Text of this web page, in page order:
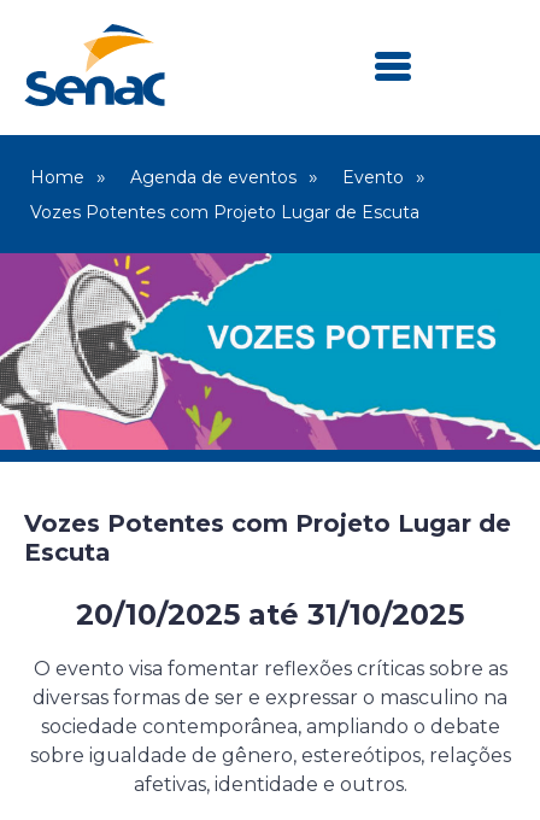
Home Agenda de eventos
Evento
Vozes Potentes com Projeto Lugar de Escuta
Vozes Potentes com Projeto Lugar de
Escuta
20/10/2025 até 31/10/2025
O evento visa fomentar reflexões críticas sobre as
diversas formas de ser e expressar o masculino na
sociedade contemporânea, ampliando o debate
sobre igualdade de gênero, estereótipos, relações
afetivas, identidade e outros.